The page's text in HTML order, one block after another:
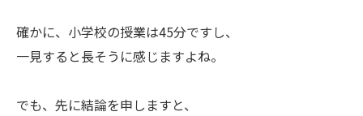
確かに、小学校の授業は45分ですし、
一見すると長そうに感じますよね。
でも、先に結論を申しますと、